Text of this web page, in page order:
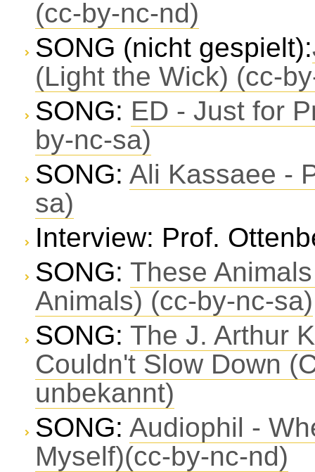
(cc-by-nc-nd)
SONG (nicht gespielt):
(Light the Wick) (cc-
SONG: ED - Just for
by-nc-sa)
SONG: Ali Kassaee -
sa)
Interview: Prof.
SONG: These
Animals) (cc-by-nc-sa)
SONG: The J. Arthur
Couldn't Slow Down
unbekannt)
SONG: Audiophil -
Myself)(cc-by-nc-nd)